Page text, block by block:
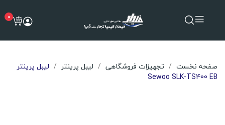
0
صفحه نخست تجهیزات فروشگاهی لیبل پرینتر
لیبل پرینتر
Sewoo SLK-TS400 EB